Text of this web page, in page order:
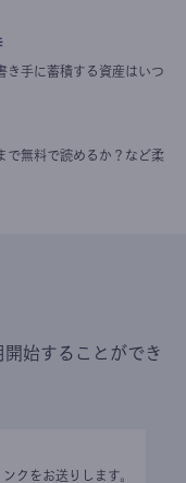
き手に蓄積する資産はいつ
で無料で読めるか？など柔
始することができ
クをお送りします。